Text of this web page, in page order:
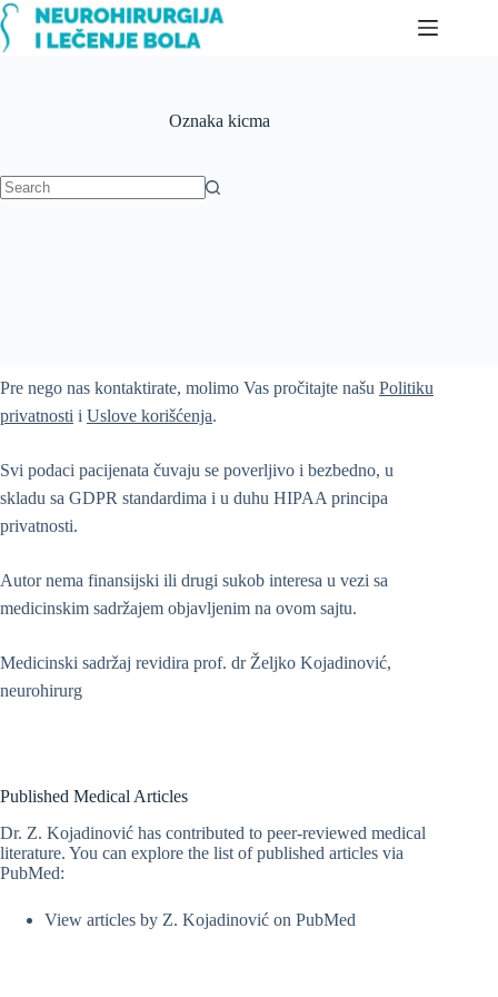
Skip
to
content
Oznaka kicma
Pre nego nas kontaktirate, molimo Vas pročitajte našu Politiku
privatnosti i Uslove korišćenja.
Svi podaci pacijenata čuvaju se poverljivo i bezbedno, u
skladu sa GDPR standardima i u duhu HIPAA principa
privatnosti.
Autor nema finansijski ili drugi sukob interesa u vezi sa
medicinskim sadržajem objavljenim na ovom sajtu.
Medicinski sadržaj revidira prof. dr Željko Kojadinović,
neurohirurg
Published Medical Articles
Dr. Z. Kojadinović has contributed to peer-reviewed medical
literature. You can explore the list of published articles via
PubMed:
View articles by Z. Kojadinović on PubMed